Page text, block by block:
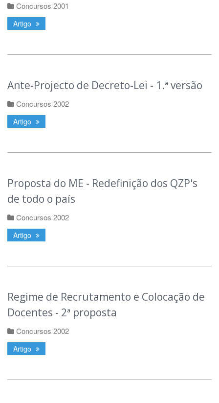
Concursos 2001
Artigo
Ante-Projecto de Decreto-Lei - 1.ª versão
Concursos 2002
Artigo
Proposta do ME - Redefinição dos QZP's
de todo o país
Concursos 2002
Artigo
Regime de Recrutamento e Colocação de
Docentes - 2ª proposta
Concursos 2002
Artigo